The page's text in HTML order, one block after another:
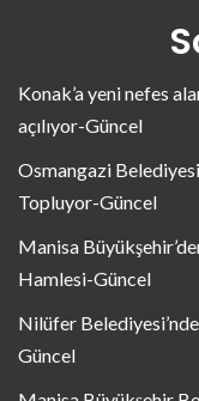
Konak’a yeni nefes
açılıyor-Güncel
Osmangazi
Topluyor-Güncel
Manisa
Hamlesi-Güncel
Nilüfer
Güncel